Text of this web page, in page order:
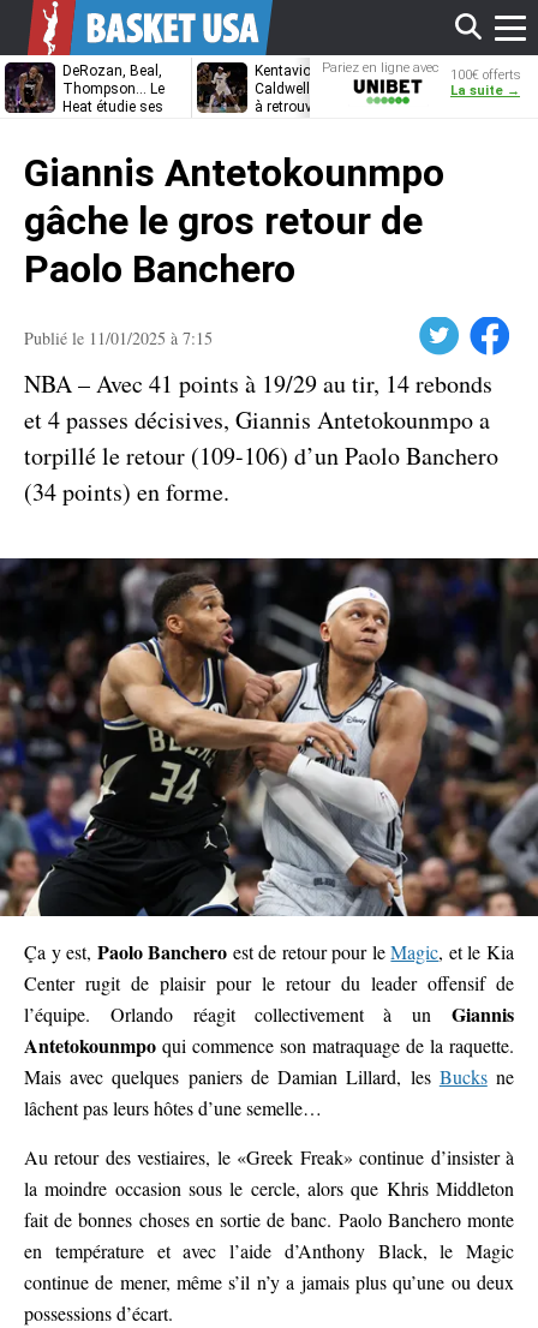
DeRozan, Beal,
Thompson… Le
Heat étudie ses
Kentavious
Caldwell-Pope prêt
à retrouver LeBron
Jonathan
Kuminga, le
Pariez en ligne avec
Unibet
100€ offerts
La suite →
Giannis Antetokounmpo
gâche le gros retour de
Paolo Banchero
Publié le 11/01/2025 à 7:15 Facebook
NBA – Avec 41 points à 19/29 au tir, 14 rebonds
et 4 passes décisives, Giannis Antetokounmpo a
torpillé le retour (109-106) d’un Paolo Banchero
(34 points) en forme.
Ça y est, Paolo Banchero est de retour pour leMagic, et le Kia
Center rugit de plaisir pour le retour du leader offensif de
l’équipe. Orlando réagit collectivement à un Giannis
Antetokounmpo qui commence son matraquage de la raquette.
Mais avec quelques paniers de Damian Lillard, les Bucksne
lâchent pas leurs hôtes d’une semelle…
Au retour des vestiaires, le «Greek Freak» continue d’insister à
la moindre occasion sous le cercle, alors que Khris Middleton
fait de bonnes choses en sortie de banc. Paolo Banchero monte
en température et avec l’aide d’Anthony Black, le Magic
continue de mener, même s’il n’y a jamais plus qu’une ou deux
possessions d’écart.